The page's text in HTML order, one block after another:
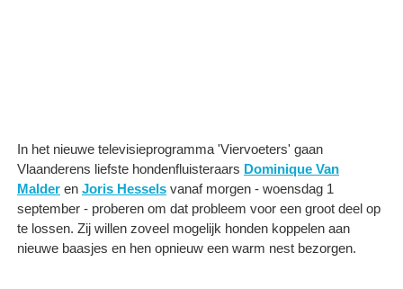
In het nieuwe televisieprogramma 'Viervoeters' gaan
Vlaanderens liefste hondenfluisteraars Dominique Van
Malder en Joris Hessels vanaf morgen - woensdag 1
september - proberen om dat probleem voor een groot deel op
te lossen. Zij willen zoveel mogelijk honden koppelen aan
nieuwe baasjes en hen opnieuw een warm nest bezorgen.